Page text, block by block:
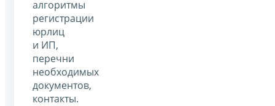
алгоритмы
регистрации
юрлиц
и ИП,
перечни
необходимых
документов,
контакты.